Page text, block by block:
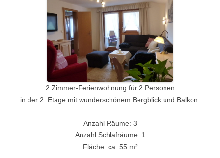
2 Zimmer-Ferienwohnung für 2 Personen
in der 2. Etage mit wunderschönem Bergblick und Balkon.
Anzahl Räume: 3
Anzahl Schlafräume: 1
Fläche: ca. 55 m²